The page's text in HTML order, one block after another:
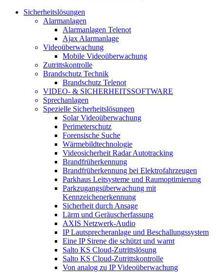
Sicherheitslösungen
Alarmanlagen
Alarmanlagen Telenot
Ajax Alarmanlage
Videoüberwachung
Mobile Videoüberwachung
Zutrittskontrolle
Brandschutz Technik
Brandschutz Telenot
VIDEO- & SICHERHEITSSOFTWARE
Sprechanlagen
Spezielle Sicherheitslösungen
Solar Videoüberwachung
Perimeterschutz
Forensische Suche
Wärmebildtechnologie
Videosicherheit Radar Autotracking​
Brandfrüherkennung
Brandfrüherkennung bei Elektrofahrzeugen
Parkhaus Leitsysteme und Raumoptimierung
Parkzugangsüberwachung mit
Kennzeichenerkennung
Sicherheit durch Ansage
Lärm und Geräuscherfassung
AXIS Netzwerk-Audio
IP Lautsprecheranlage und Beschallungssystem
Eine IP Sirene die schützt und warnt
Salto KS Cloud-Zutrittslösung
Salto KS Cloud-Zutrittskontrolle
Von analog zu IP Videoüberwachung